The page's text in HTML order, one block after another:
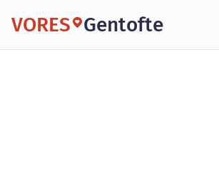
VORES Gentofte